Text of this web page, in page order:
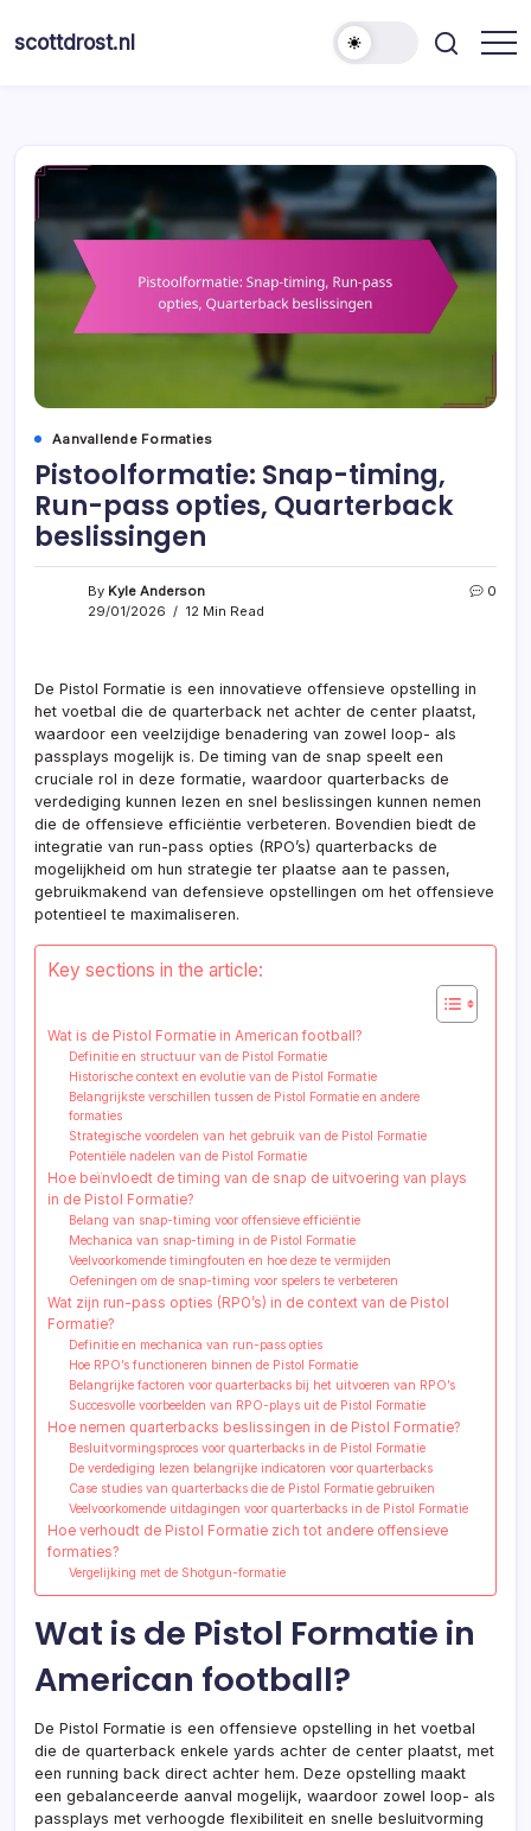
scottdrost.nl
Aanvallende Formaties
Pistoolformatie: Snap-timing,
Run-pass opties, Quarterback
beslissingen
By Kyle Anderson
29/01/2026
12 Min Read
0
De Pistol Formatie is een innovatieve offensieve opstelling in
het voetbal die de quarterback net achter de center plaatst,
waardoor een veelzijdige benadering van zowel loop- als
passplays mogelijk is. De timing van de snap speelt een
cruciale rol in deze formatie, waardoor quarterbacks de
verdediging kunnen lezen en snel beslissingen kunnen nemen
die de offensieve efficiëntie verbeteren. Bovendien biedt de
integratie van run-pass opties (RPO’s) quarterbacks de
mogelijkheid om hun strategie ter plaatse aan te passen,
gebruikmakend van defensieve opstellingen om het offensieve
potentieel te maximaliseren.
Key sections in the article:
Wat is de Pistol Formatie in American football?
Definitie en structuur van de Pistol Formatie
Historische context en evolutie van de Pistol Formatie
Belangrijkste verschillen tussen de Pistol Formatie en andere
formaties
Strategische voordelen van het gebruik van de Pistol Formatie
Potentiële nadelen van de Pistol Formatie
Hoe beïnvloedt de timing van de snap de uitvoering van plays
in de Pistol Formatie?
Belang van snap-timing voor offensieve efficiëntie
Mechanica van snap-timing in de Pistol Formatie
Veelvoorkomende timingfouten en hoe deze te vermijden
Oefeningen om de snap-timing voor spelers te verbeteren
Wat zijn run-pass opties (RPO’s) in de context van de Pistol
Formatie?
Definitie en mechanica van run-pass opties
Hoe RPO’s functioneren binnen de Pistol Formatie
Belangrijke factoren voor quarterbacks bij het uitvoeren van RPO’s
Succesvolle voorbeelden van RPO-plays uit de Pistol Formatie
Hoe nemen quarterbacks beslissingen in de Pistol Formatie?
Besluitvormingsproces voor quarterbacks in de Pistol Formatie
De verdediging lezen belangrijke indicatoren voor quarterbacks
Case studies van quarterbacks die de Pistol Formatie gebruiken
Veelvoorkomende uitdagingen voor quarterbacks in de Pistol Formatie
Hoe verhoudt de Pistol Formatie zich tot andere offensieve
formaties?
Vergelijking met de Shotgun-formatie
Wat is de Pistol Formatie in
American football?
De Pistol Formatie is een offensieve opstelling in het voetbal
die de quarterback enkele yards achter de center plaatst, met
een running back direct achter hem. Deze opstelling maakt
een gebalanceerde aanval mogelijk, waardoor zowel loop- als
passplays met verhoogde flexibiliteit en snelle besluitvorming